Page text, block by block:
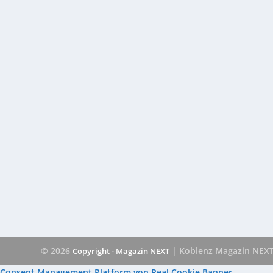
© 2026 Copyright - Magazin NEXT | Koblenz Magazin